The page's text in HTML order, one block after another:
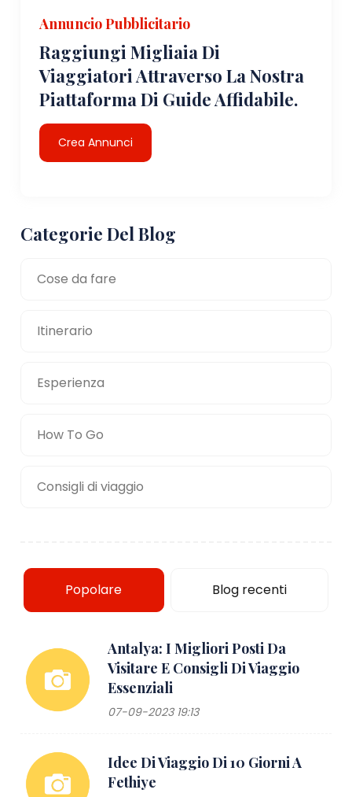
Annuncio Pubblicitario
Raggiungi Migliaia Di
Viaggiatori Attraverso La Nostra
Piattaforma Di Guide Affidabile.
Crea Annunci
Categorie Del Blog
Cose da fare
Itinerario
Esperienza
How To Go
Consigli di viaggio
Popolare Blog recenti
Antalya: I Migliori Posti Da
Visitare E Consigli Di Viaggio
Essenziali
07-09-2023 19:13
Idee Di Viaggio Di 10 Giorni A
Fethiye